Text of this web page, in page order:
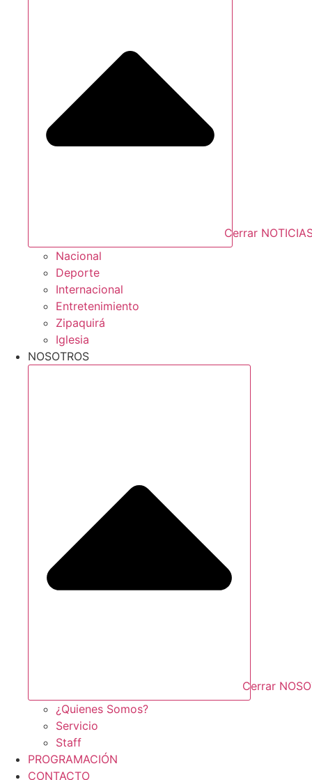
Cerrar
Nacional
Deporte
Internacional
Entretenimiento
Zipaquirá
Iglesia
NOSOTROS
Cerrar
¿Quienes Somos?
Servicio
Staff
PROGRAMACIÓN
CONTACTO